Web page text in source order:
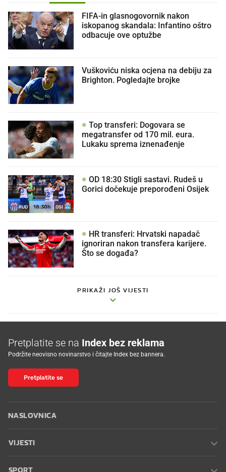
FIFA-in glasnogovornik nakon
iskopanog skandala: Infantino oštro
odbacuje ove optužbe
Vuškoviću niska ocjena na debiju za
Brighton. Pogledajte brojke
Top transferi: Dogovara se
megatransfer od 170 mil. eura.
Lukaku sprema iznenađenje
RUD 18:30h OSI
OD 18:30 Stigli sastavi. Rudeš u
Gorici dočekuje preporođeni Osijek
HR transferi: Hrvatski napadač
ignoriran nakon transfera karijere.
Što se događa?
PRIKAŽI JOŠ VIJESTI
Pretplatite se na Index bez reklama
Podržite neovisno novinarstvo i čitajte Index bez bannera.
Pretplatite se
NASLOVNICA
VIJESTI
SPORT